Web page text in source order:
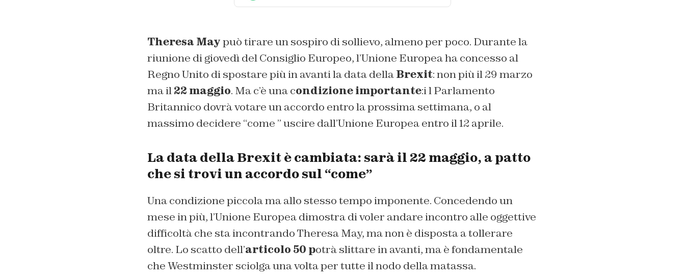
Theresa Maypuò tirare un sospiro di sollievo, almeno per poco. Durante la
riunione di giovedì del Consiglio Europeo, l’Unione Europea ha concesso al
Regno Unito di spostare più in avanti la data dellaBrexit: non più il 29 marzo
ma il22 maggio. Ma c’è una condizione importante:i l Parlamento
Britannico dovrà votare un accordo entro la prossima settimana, o al
massimo decidere “come ” uscire dall’Unione Europea entro il 12 aprile.
La data della Brexit è cambiata: sarà il 22 maggio, a patto
che si trovi un accordo sul “come”
Una condizione piccola ma allo stesso tempo imponente. Concedendo un
mese in più, l’Unione Europea dimostra di voler andare incontro alle oggettive
difficoltà che sta incontrando Theresa May, ma non è disposta a tollerare
oltre. Lo scatto dell’articolo 50 potrà slittare in avanti, ma è fondamentale
che Westminster sciolga una volta per tutte il nodo della matassa.